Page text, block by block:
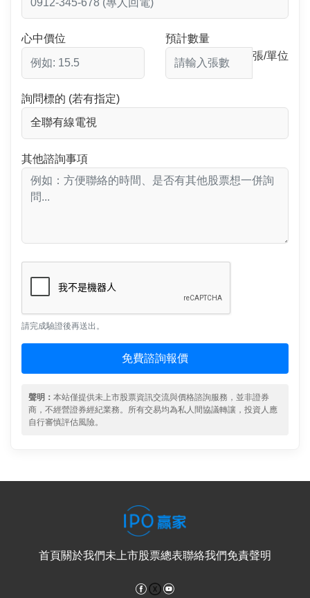
心中價位
預計數量
張/單位
詢問標的 (若有指定)
其他諮詢事項
請完成驗證後再送出。
免費諮詢報價
聲明： 本站僅提供未上市股票資訊交流與價格諮詢服務，並非證券
商，不經營證券經紀業務。所有交易均為私人間協議轉讓，投資人應
自行審慎評估風險。
首頁關於我們未上市股票總表聯絡我們免責聲明
Facebook